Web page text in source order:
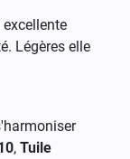
Légères elle
, Tuile